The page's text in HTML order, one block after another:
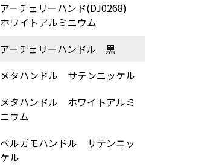
アーチェリーハンド(DJ0268)
ホワイトアルミニウム
アーチェリーハンドル 黒
メタハンドル サテンニッケル
メタハンドル ホワイトアルミ
ニウム
ベルガモハンドル サテンニッ
ケル